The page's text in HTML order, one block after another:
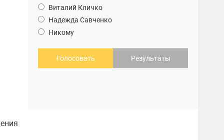
Виталий Кличко
Надежда Савченко
Никому
Голосовать Результаты